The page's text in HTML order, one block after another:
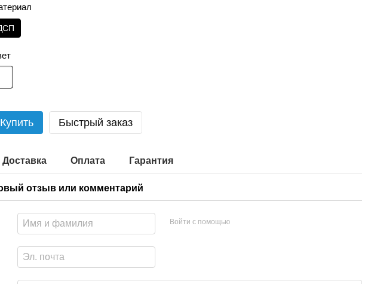
Купить Быстрый заказ
Доставка Оплата Гарантия
отзыв или комментарий
Войти с помощью